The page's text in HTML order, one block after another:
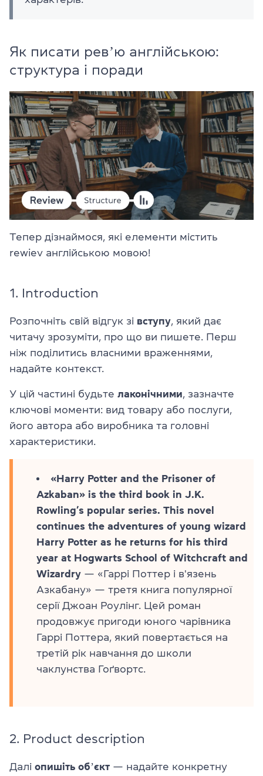
Як писати ревʼю англійською:
структура і поради
Тепер дізнаймося, які елементи містить
rewiev англійською мовою!
1. Introduction
Розпочніть свій відгук зі вступу, який дає
читачу зрозуміти, про що ви пишете. Перш
ніж поділитись власними враженнями,
надайте контекст.
У цій частині будьте лаконічними, зазначте
ключові моменти: вид товару або послуги,
його автора або виробника та головні
характеристики.
«Harry Potter and the Prisoner of
Azkaban» is the third book in J.K.
Rowling’s popular series. This novel
continues the adventures of young wizard
Harry Potter as he returns for his third
year at Hogwarts School of Witchcraft and
Wizardry — «Гаррі Поттер і в'язень
Азкабану» — третя книга популярної
серії Джоан Роулінг. Цей роман
продовжує пригоди юного чарівника
Гаррі Поттера, який повертається на
третій рік навчання до школи
чаклунства Гоґвортс.
2. Product description
Далі опишіть обʼєкт — надайте конкретну